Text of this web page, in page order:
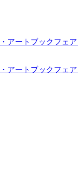
ートブックフェア
ートブックフェア